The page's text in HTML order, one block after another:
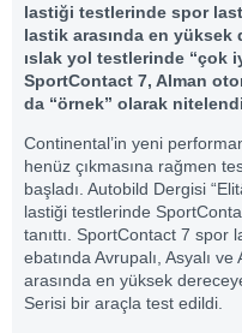
lastiği testlerinde spor
lastik arasında en yüksek
ıslak yol testlerinde “çok
SportContact 7, Alman
da “örnek” olarak
Continental’in yeni
henüz çıkmasına rağmen
başladı. Autobild Dergisi
lastiği testlerinde
tanıttı. SportContact 7 spor
ebatında Avrupalı, Asyalı
arasında en yüksek
Serisi bir araçla test edildi.